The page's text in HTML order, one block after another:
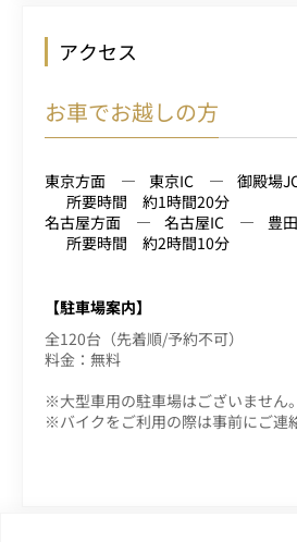
アクセス
お車でお越しの方
東京方面 東京IC 御殿場
所要時間 約1時間20分
名古屋方面
名古屋IC 豊
所要時間 約2時間10分
【駐車場案内】
全120台（先着順/予約不可）
料金：無料
※大型車用の駐車場はございません。
※バイクをご利用の際は事前にご連